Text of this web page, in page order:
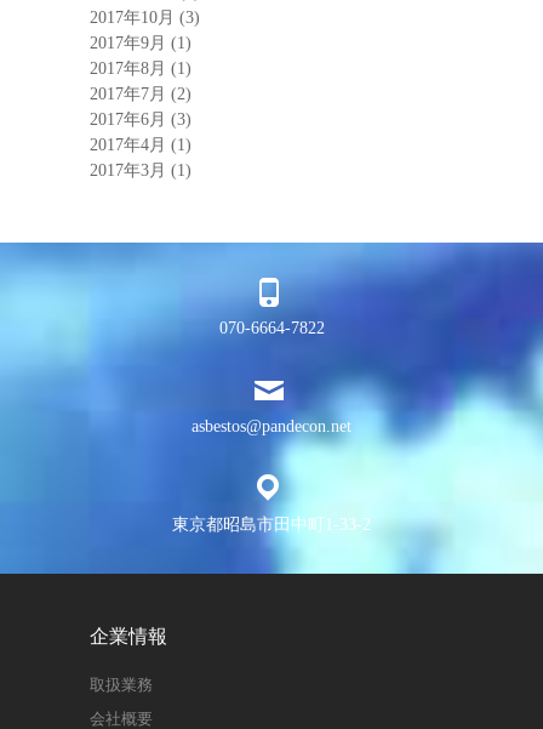
2017年10月 (3)
2017年9月 (1)
2017年8月 (1)
2017年7月 (2)
2017年6月 (3)
2017年4月 (1)
2017年3月 (1)
070-6664-7822
asbestos@pandecon.net
東京都昭島市田中町1-33-2
企業情報
取扱業務
会社概要